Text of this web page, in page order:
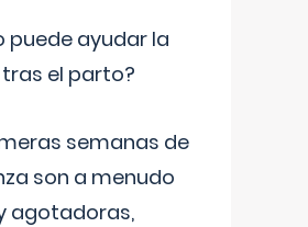
puede ayudar la
el parto?
semanas de
son a menudo
agotadoras,